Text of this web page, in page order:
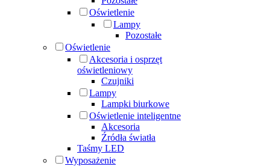
Oświetlenie
Lampy
Pozostałe
Oświetlenie
Akcesoria i osprzęt
oświetleniowy
Czujniki
Lampy
Lampki biurkowe
Oświetlenie inteligentne
Akcesoria
Źródła światła
Taśmy LED
Wyposażenie